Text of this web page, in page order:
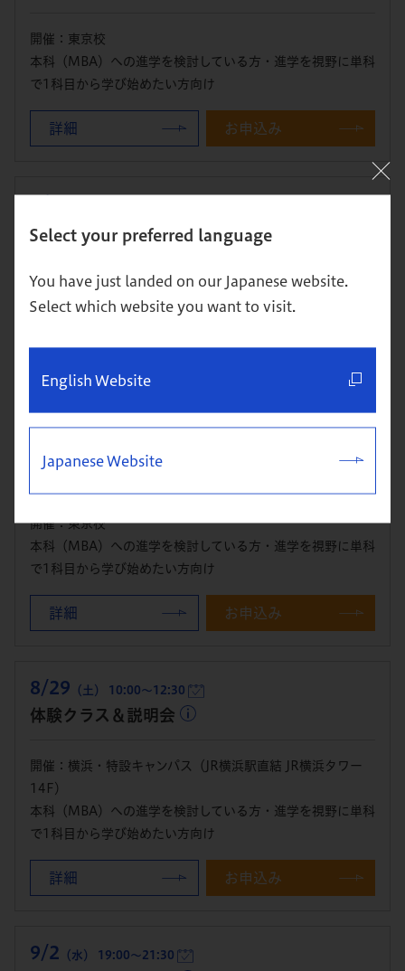
Select your preferred language
You have just landed on our Japanese website.
Select which website you want to visit.
English Website
Japanese Website
開催：東京校
本科（MBA）への進学を検討している方・進学を視野に単科
で1科目から学び始めたい方向け
詳細 お申込み
体験クラス＆説明会
開催：東京校
本科（MBA）への進学を検討している方・進学を視野に単科
詳細
体験クラス＆説明会
開催：東京校
本科（MBA）への進学を検討している方・進学を視野に単科
で1科目から学び始めたい方向け
詳細 お申込み
8/29 （土） 10:00～12:30
体験クラス＆説明会
開催：横浜・特設キャンパス（JR横浜駅直結 JR横浜タワー
14F）
本科（MBA）への進学を検討している方・進学を視野に単科
で1科目から学び始めたい方向け
詳細 お申込み
9/2 （水） 19:00～21:30